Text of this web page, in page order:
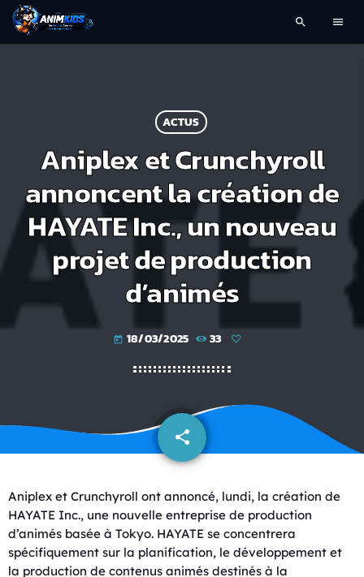
search menu
ACTUS
Aniplex et Crunchyroll
annoncent la création de
HAYATE Inc., un nouveau
projet de production
d’animés
today 18/03/2025 33
share
email
Aniplex et Crunchyroll ont annoncé, lundi, la création de
HAYATE Inc., une nouvelle entreprise de production
d’animés basée à Tokyo. HAYATE se concentrera
spécifiquement sur la planification, le développement et
la production de contenus animés destinés à la